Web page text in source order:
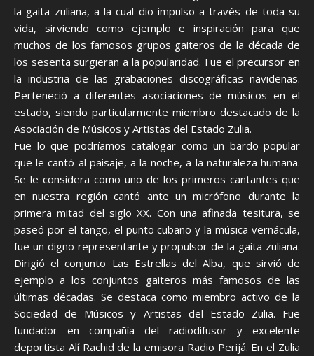
la gaita zuliana, a la cual dio impulso a través de toda su
vida, sirviendo como ejemplo e inspiración para que
muchos de los famosos grupos gaiteros de la década de
los sesenta surgieran a la popularidad. Fue el precursor en
la industria de las grabaciones discográficas navideñas.
Perteneció a diferentes asociaciones de músicos en el
estado, siendo particularmente miembro destacado de la
Asociación de Músicos y Artistas del Estado Zulia.
Fue lo que podríamos catalogar como un bardo popular
que le cantó al paisaje, a la noche, a la naturaleza humana.
Se le considera como uno de los primeros cantantes que
en nuestra región cantó ante un micrófono durante la
primera mitad del siglo XX. Con una afinada tesitura, se
paseó por el tango, el punto cubano y la música vernácula,
fue un digno representante y propulsor de la gaita zuliana.
Dirigió el conjunto Las Estrellas del Alba, que sirvió de
ejemplo a los conjuntos gaiteros más famosos de las
últimas décadas. Se destaca como miembro activo de la
Sociedad de Músicos y Artistas del Estado Zulia. Fue
fundador en compañía del radiodifusor y excelente
deportista Alí Rachid de la emisora Radio Perijá. En el Zulia